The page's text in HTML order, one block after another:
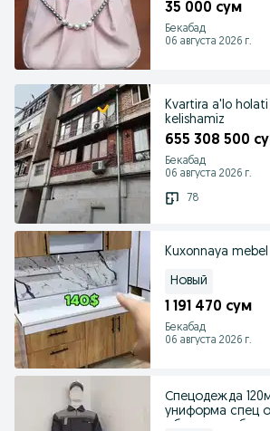
35 000 сум
Бекабад
06 августа 2026 г.
Kvartira a'lo
kelishamiz
655 308 500
Бекабад
06 августа 2026 г.
78
Kuxonnaya mebel
Новый
1 191 470 сум
Бекабад
06 августа 2026 г.
Спецодежда
униформа спец